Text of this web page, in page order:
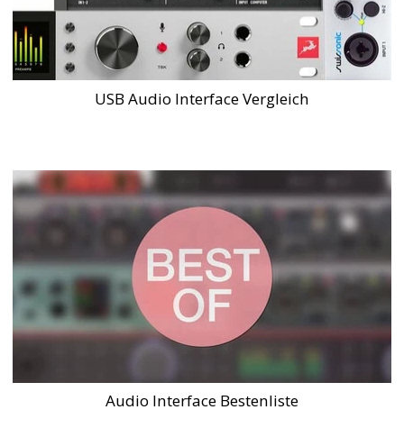
USB Audio Interface Vergleich
Audio Interface Bestenliste